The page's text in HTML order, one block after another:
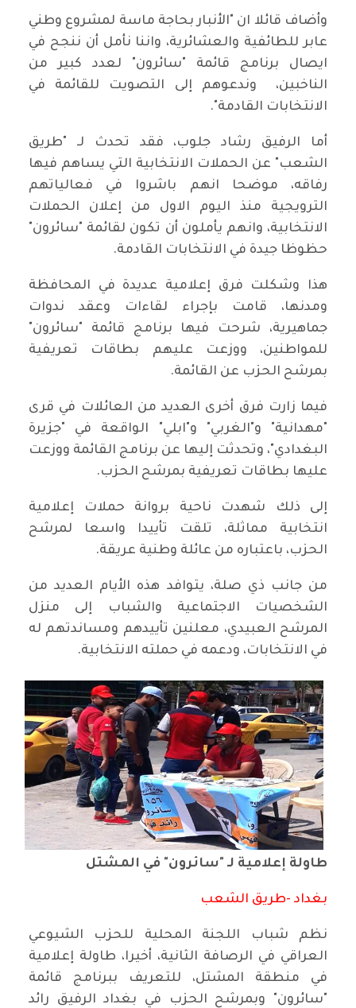
وأضاف قائلا ان "الأنبار بحاجة ماسة لمشروع وطني
عابر للطائفية والعشائرية، واننا نأمل أن ننجح في
ايصال برنامج قائمة "سائرون" لعدد كبير من
الناخبين، وندعوهم إلى التصويت للقائمة في
الانتخابات القادمة".
أما الرفيق رشاد جلوب، فقد تحدث لـ "طريق
الشعب" عن الحملات الانتخابية التي يساهم فيها
رفاقه، موضحا انهم باشروا في فعالياتهم
الترويجية منذ اليوم الاول من إعلان الحملات
الانتخابية، وانهم يأملون أن تكون لقائمة "سائرون"
حظوظا جيدة في الانتخابات القادمة.
هذا وشكلت فرق إعلامية عديدة في المحافظة
ومدنها، قامت بإجراء لقاءات وعقد ندوات
جماهيرية، شرحت فيها برنامج قائمة "سائرون"
للمواطنين، ووزعت عليهم بطاقات تعريفية
بمرشح الحزب عن القائمة.
فيما زارت فرق أخرى العديد من العائلات في قرى
"مهدانية" و"الغربي" و"ابلي" الواقعة في "جزيرة
البغدادي"، وتحدثت إليها عن برنامج القائمة ووزعت
عليها بطاقات تعريفية بمرشح الحزب.
إلى ذلك شهدت ناحية بروانة حملات إعلامية
انتخابية مماثلة، تلقت تأييدا واسعا لمرشح
الحزب، باعتباره من عائلة وطنية عريقة.
من جانب ذي صلة، يتوافد هذه الأيام العديد من
الشخصيات الاجتماعية والشباب إلى منزل
المرشح العبيدي، معلنين تأييدهم ومساندتهم له
في الانتخابات، ودعمه في حملته الانتخابية.
طاولة إعلامية لـ "سائرون" في المشتل
بغداد -طريق الشعب
نظم شباب اللجنة المحلية للحزب الشيوعي
العراقي في الرصافة الثانية، أخيرا، طاولة إعلامية
في منطقة المشتل، للتعريف ببرنامج قائمة
"سائرون" وبمرشح الحزب في بغداد الرفيق رائد